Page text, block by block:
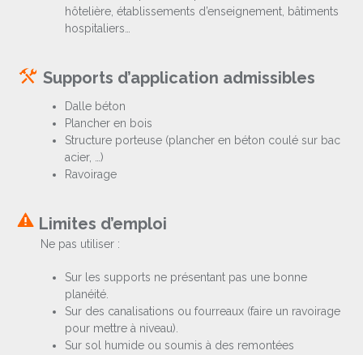
hôtelière, établissements d’enseignement, bâtiments
hospitaliers…
Supports d’application admissibles
Dalle béton
Plancher en bois
Structure porteuse (plancher en béton coulé sur bac
acier, …)
Ravoirage
Limites d’emploi
Ne pas utiliser :
Sur les supports ne présentant pas une bonne
planéité.
Sur des canalisations ou fourreaux (faire un ravoirage
pour mettre à niveau).
Sur sol humide ou soumis à des remontées